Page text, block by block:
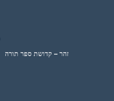
זהר – קדושת ספר תורה